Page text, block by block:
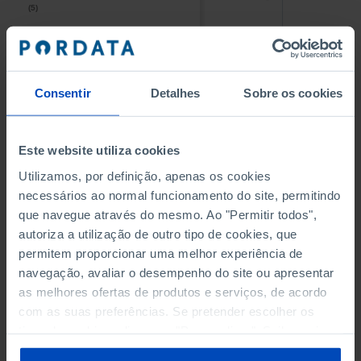
Consentir Detalhes Sobre os cookies
Este website utiliza cookies
Utilizamos, por definição, apenas os cookies
necessários ao normal funcionamento do site, permitindo
que navegue através do mesmo. Ao "Permitir todos",
autoriza a utilização de outro tipo de cookies, que
permitem proporcionar uma melhor experiência de
navegação, avaliar o desempenho do site ou apresentar
as melhores ofertas de produtos e serviços, de acordo
com as suas preferências. Se pretender escolher os
sobre cookies através da gestão de preferências ou da
(5)
(5)
PESSOAL AO SERVIÇO NAS
PESSOAL AO SERVIÇO NAS
DO MUNICÍPIO (%)
Empresas não financeiras
DO MUNICÍPIO (%)
Empresas não financeiras
VOLUME DE NEGÓCIOS DAS
QUATRO MAIORES EMPRESAS
DO MUNICÍPIO (%)
VOLUME DE NEGÓCIOS DAS
QUATRO MAIORES EMPRESAS
DO MUNICÍPIO (%)
-
BANCOS, CAIXAS ECONÓMICAS
BANCOS, CAIXAS ECONÓMICAS
CAIXAS DE CRÉDITO AGRÍCOLA
CAIXAS DE CRÉDITO AGRÍCOLA